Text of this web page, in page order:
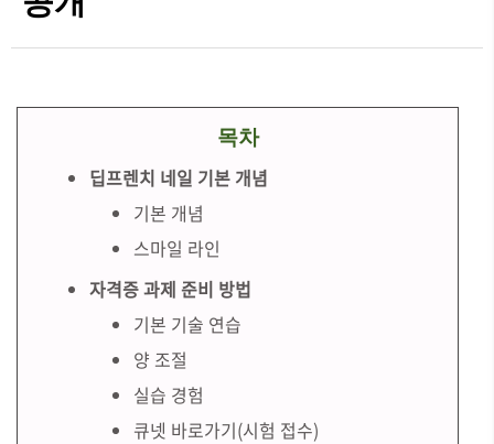
목차
딥프렌치 네일 기본 개념
기본 개념
스마일 라인
자격증 과제 준비 방법
기본 기술 연습
양 조절
실습 경험
큐넷 바로가기(시험 접수)